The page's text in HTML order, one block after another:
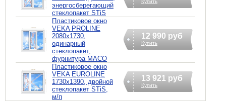
энергосберегающий
стеклопакет STiS
Пластиковое окно
VEKA PROLINE
2080х1730,
одинарный
стеклопакет,
фурнитура MACO
12 990 руб
Купить
Пластиковое окно
VEKA EUROLINE
1730х1390, двойной
стеклопакет STiS,
м/п
13 921 руб
Купить